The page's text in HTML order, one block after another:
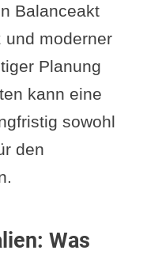
Balanceakt
und moderner
Planung
kann eine
sowohl
den
Was